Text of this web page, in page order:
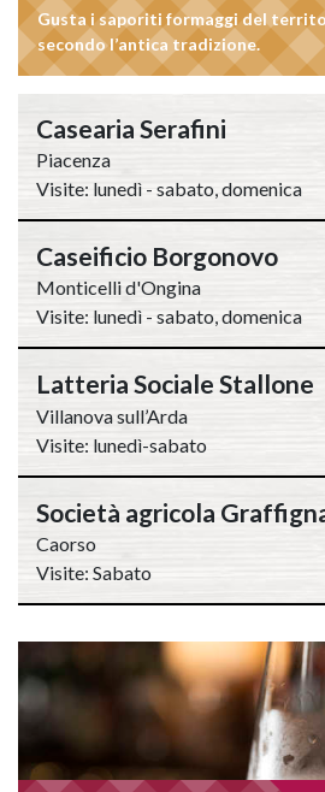
Gusta i saporiti formaggi del
secondo l’antica tradizione.
Casearia Serafini
Piacenza
Visite: lunedì - sabato, domenica
Caseificio Borgonovo
Monticelli d'Ongina
Visite: lunedì - sabato, domenica
Latteria Sociale Stallone
Villanova sull’Arda
Visite: lunedì-sabato
Società agricola
Caorso
Visite: Sabato